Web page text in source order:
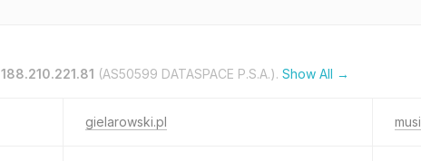
188.210.221.81 (AS50599 DATASPACE P.S.A.). Show All →
gielarowski.pl